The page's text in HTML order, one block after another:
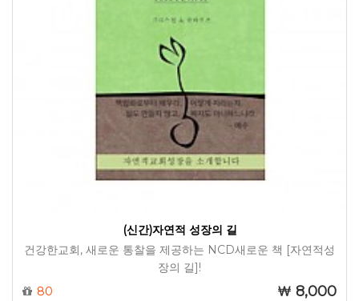
(신간)자연적 성장의 길
건강한교회, 새로운 통찰을 제공하는 NCD새로운 책 [자연적성
장의 길]!
80
8,000